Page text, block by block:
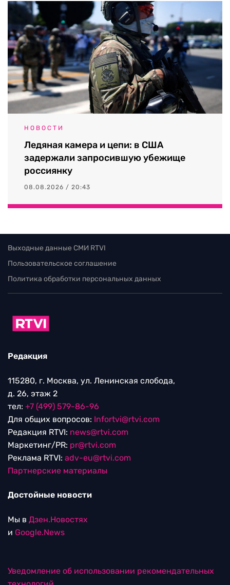
НОВОСТИ
Ледяная камера и цепи: в США
задержали запросившую убежище
россиянку
08.08.2026 / 20:43
Выходные данные СМИ RTVI
Пользовательское соглашение
Политика обработки персональных данных
Редакция
115280, г. Москва, ул. Ленинская слобода,
д. 26, этаж 2
тел: +7 (499) 579-86-96
Для общих вопросов: Infortvi@rtvi.com
Редакция RTVI: news@rtvi.com
Маркетинг/PR: pr@rtvi.com
Реклама RTVI: adv-eu@rtvi.com
Партнерские материалы
Достойные новости
Мы в Дзен.Новостях
и Google.News
Уведомление об использовании рекомендательных